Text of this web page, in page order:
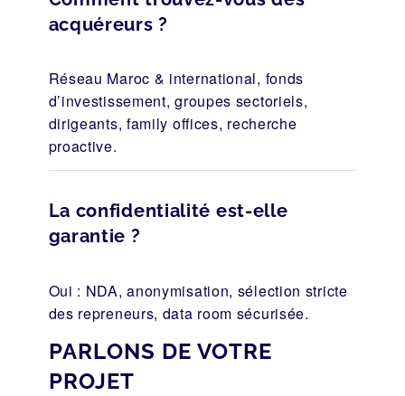
acquéreurs ?
Réseau Maroc & international, fonds
d’investissement, groupes sectoriels,
dirigeants, family offices, recherche
proactive.
La confidentialité est-elle
garantie ?
Oui : NDA, anonymisation, sélection stricte
des repreneurs, data room sécurisée.
PARLONS DE VOTRE
PROJET